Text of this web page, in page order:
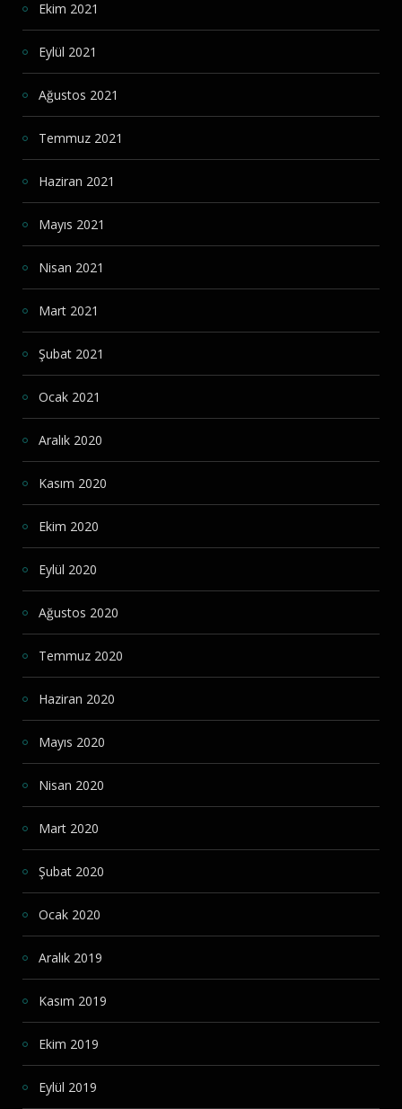
Ekim 2021
Eylül 2021
Ağustos 2021
Temmuz 2021
Haziran 2021
Mayıs 2021
Nisan 2021
Mart 2021
Şubat 2021
Ocak 2021
Aralık 2020
Kasım 2020
Ekim 2020
Eylül 2020
Ağustos 2020
Temmuz 2020
Haziran 2020
Mayıs 2020
Nisan 2020
Mart 2020
Şubat 2020
Ocak 2020
Aralık 2019
Kasım 2019
Ekim 2019
Eylül 2019